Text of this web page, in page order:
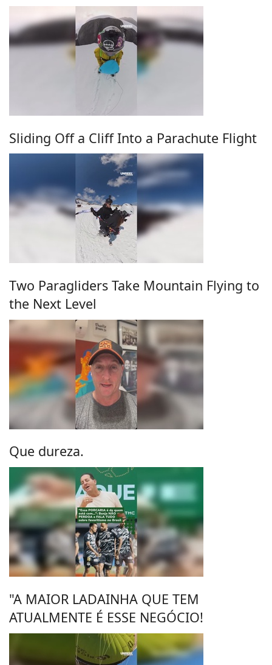
Sliding Off a Cliff Into a Parachute Flight
Two Paragliders Take Mountain Flying to
the Next Level
Que dureza.
"A MAIOR LADAINHA QUE TEM
ATUALMENTE É ESSE NEGÓCIO!